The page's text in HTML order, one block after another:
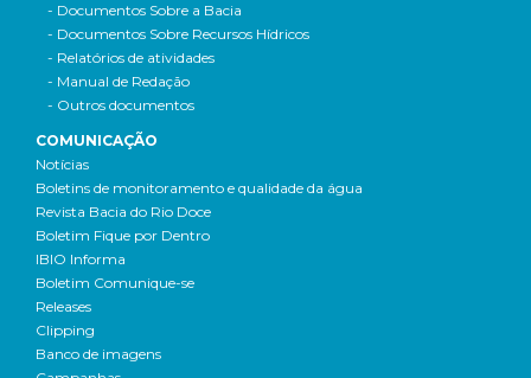
- Documentos Sobre a Bacia
- Documentos Sobre Recursos Hídricos
- Relatórios de atividades
- Manual de Redação
- Outros documentos
COMUNICAÇÃO
Notícias
Boletins de monitoramento e qualidade da água
Revista Bacia do Rio Doce
Boletim Fique por Dentro
IBIO Informa
Boletim Comunique-se
Releases
Clipping
Banco de imagens